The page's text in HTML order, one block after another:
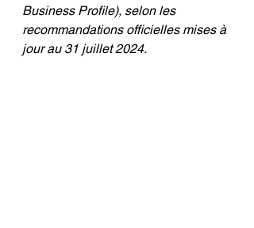
Business Profile), selon les
recommandations officielles mises à
jour au 31 juillet 2024.